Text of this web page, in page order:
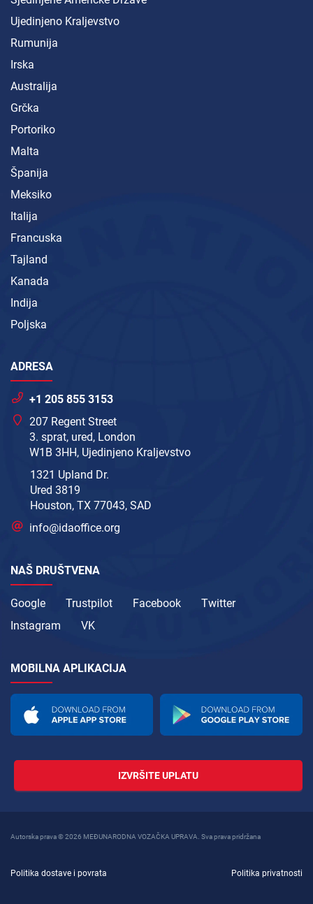
Ujedinjeno Kraljevstvo
Rumunija
Irska
Australija
Grčka
Portoriko
Malta
Španija
Meksiko
Italija
Francuska
Tajland
Kanada
Indija
Poljska
ADRESA
+1 205 855 3153
207 Regent Street
3. sprat, ured, London
W1B 3HH, Ujedinjeno Kraljevstvo
1321 Upland Dr.
Ured 3819
Houston, TX 77043, SAD
info@idaoffice.org
NAŠ DRUŠTVENA
Google Trustpilot Facebook
Twitter
Instagram
VK
MOBILNA APLIKACIJA
IZVRŠITE UPLATU
Autorska prava © 2026 MEĐUNARODNA VOZAČKA UPRAVA. Sva prava pridržana
Politika dostave i povrata Politika privatnosti